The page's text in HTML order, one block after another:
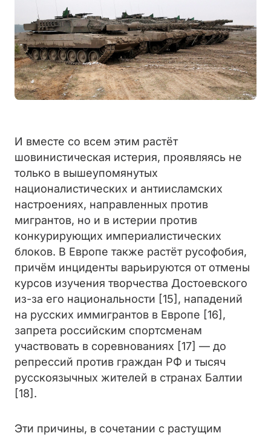
И вместе со всем этим растёт
шовинистическая истерия, проявляясь не
только в вышеупомянутых
националистических и антиисламских
настроениях, направленных против
мигрантов, но и в истерии против
конкурирующих империалистических
блоков. В Европе также растёт русофобия,
причём инциденты варьируются от отмены
курсов изучения творчества Достоевского
из-за его национальности [15], нападений
на русских иммигрантов в Европе [16],
запрета российским спортсменам
участвовать в соревнованиях [17] — до
репрессий против граждан РФ и тысяч
русскоязычных жителей в странах Балтии
[18].
Эти причины, в сочетании с растущим